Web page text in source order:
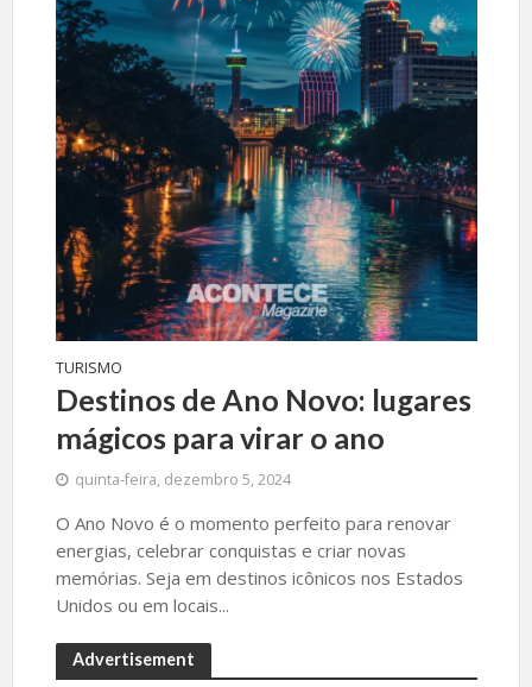
TURISMO
Destinos de Ano Novo: lugares
mágicos para virar o ano
quinta-feira, dezembro 5, 2024
O Ano Novo é o momento perfeito para renovar
energias, celebrar conquistas e criar novas
memórias. Seja em destinos icônicos nos Estados
Unidos ou em locais...
Advertisement